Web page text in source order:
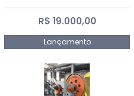
R$ 19.000,00
Lançamento